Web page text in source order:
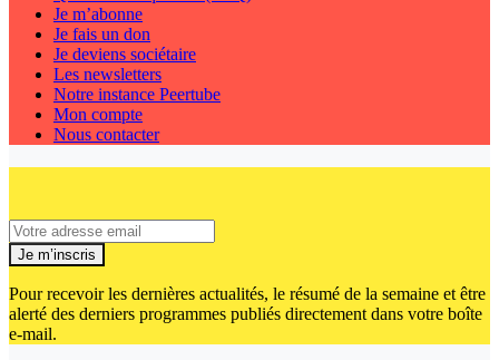
Je m’abonne
Je fais un don
Je deviens sociétaire
Les newsletters
Notre instance Peertube
Mon compte
Nous contacter
Je m’inscris
Pour recevoir les dernières actualités, le résumé de la semaine et être
alerté des derniers programmes publiés directement dans votre boîte
e-mail.